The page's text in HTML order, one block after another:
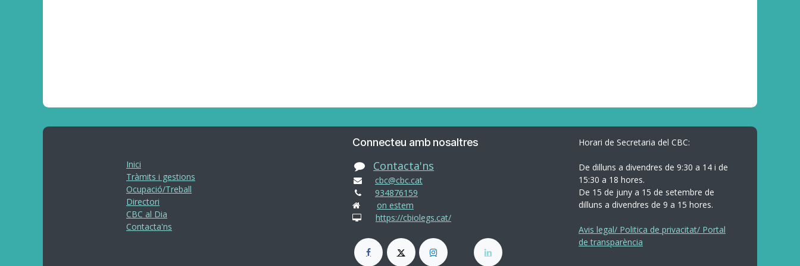
Inici
Tràmits i gestions
Ocupació/Treball
Directori
CBC al Dia
Contacta'ns
Connecteu amb nosaltres
Contacta'ns
cbc@cbc.cat
934876159
on estem
https://cbiolegs.cat/
Horari de Secretaria del CBC:
De dilluns a divendres de 9:30 a 14 i de
15:30 a 18 hores.
De 15 de juny a 15 de setembre de
dilluns a divendres de 9 a 15 hores.
Avis legal/ Politica de privacitat/ Portal
de transparència